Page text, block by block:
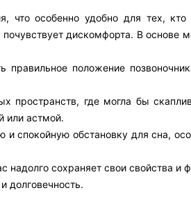
что особенно удобно для тех, кто
дискомфорта. В основе
правильное положение
пространств, где могла бы
или астмой.
и спокойную обстановку для сна,
сохраняет свои свойства и
долговечность.